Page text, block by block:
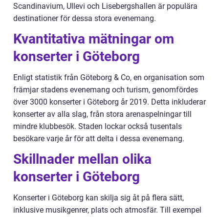
Scandinavium, Ullevi och Lisebergshallen är populära
destinationer för dessa stora evenemang.
Kvantitativa mätningar om
konserter i Göteborg
Enligt statistik från Göteborg & Co, en organisation som
främjar stadens evenemang och turism, genomfördes
över 3000 konserter i Göteborg år 2019. Detta inkluderar
konserter av alla slag, från stora arenaspelningar till
mindre klubbesök. Staden lockar också tusentals
besökare varje år för att delta i dessa evenemang.
Skillnader mellan olika
konserter i Göteborg
Konserter i Göteborg kan skilja sig åt på flera sätt,
inklusive musikgenrer, plats och atmosfär. Till exempel